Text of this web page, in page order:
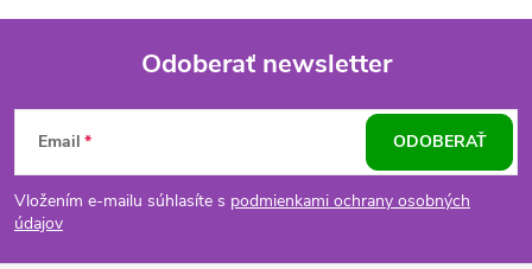
Z
á
p
Odoberať newsletter
Email
Vložením e-mailu súhlasíte s podmienkami ochrany osobných
údajov
ODOBERAŤ